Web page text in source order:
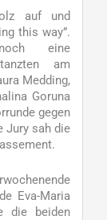
auf und
this way”.
eine
am
Medding,
Goruna
gegen
Jury sah die
Eva-Maria
die beiden